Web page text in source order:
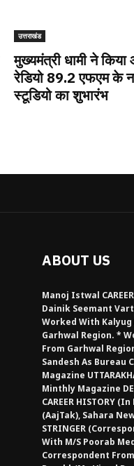
उत्तराखंड
मुख्यमंत्री धामी ने किया
रेडियो 89.2 एफएम के
स्टूडियो का शुभारंभ
ABOUT US
Manoj Istwal
Dainik Seemant
Worked With
Garhwal Region. *
From Garhwal
Sandesh As Bureau
Magazine
Minthly Magazine
CAREER HISTORY
(AajTak), Sahara
STRINGER
With M/S Poorab
Correspondent